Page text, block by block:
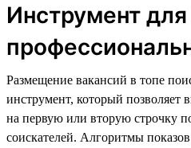
Инструмент для
Размещение вакансий в топе
инструмент, который
на первую или вторую строчку
соискателей. Алгоритмы